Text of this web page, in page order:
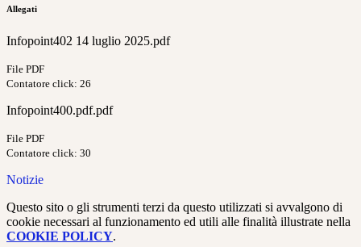
Allegati
Infopoint402 14 luglio 2025.pdf
File PDF
Contatore click: 26
Infopoint400.pdf.pdf
File PDF
Contatore click: 30
Notizie
Questo sito o gli strumenti terzi da questo utilizzati si avvalgono di
cookie necessari al funzionamento ed utili alle finalità illustrate nella
COOKIE POLICY.